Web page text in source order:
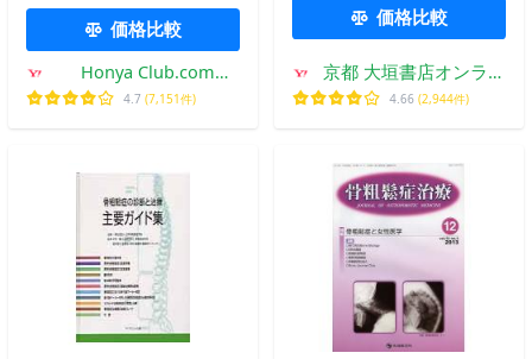
価格比較
Honya Club.com
Yahoo!店
4.7 (7,151件)
価格比較
京都 大垣書店オンライ
ン
4.66 (2,944件)